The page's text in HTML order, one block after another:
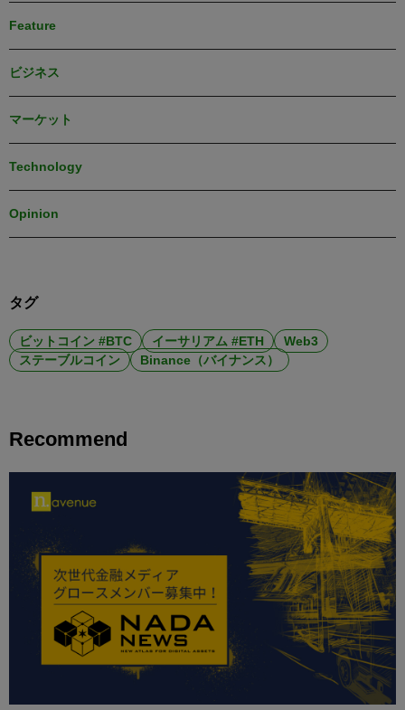
Feature
ビジネス
マーケット
Technology
Opinion
タグ
ビットコイン #BTC イーサリアム #ETH
Web3
ステーブルコイン
Binance（バイナンス）
Recommend